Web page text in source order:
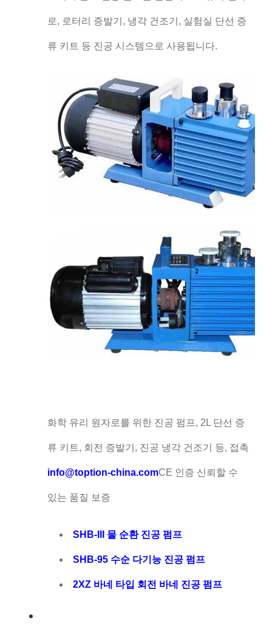
로, 로터리 증발기, 냉각 건조기, 실험실 단선 증
류 키트 등 진공 시스템으로 사용됩니다.
화학 유리 원자로를 위한 진공 펌프, 2L 단선 증
류 키트, 회전 증발기, 진공 냉각 건조기 등, 접촉
info@toption-china.comCE 인증 신뢰할 수
있는 품질 보증
SHB-III 물 순환 진공 펌프
SHB-95 수순 다기능 진공 펌프
2XZ 바네 타입 회전 바네 진공 펌프